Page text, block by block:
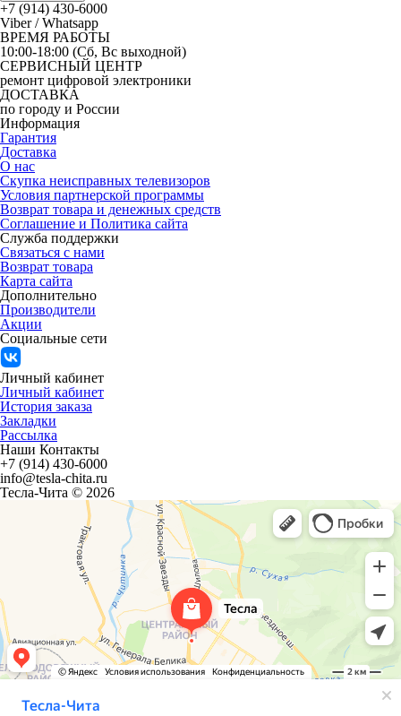
+7 (914) 430-6000
Viber / Whatsapp
ВРЕМЯ РАБОТЫ
10:00-18:00 (Сб, Вс выходной)
СЕРВИСНЫЙ ЦЕНТР
ремонт цифровой электроники
ДОСТАВКА
по городу и России
Информация
Гарантия
Доставка
О нас
Скупка неисправных телевизоров
Условия партнерской программы
Возврат товара и денежных средств
Соглашение и Политика сайта
Служба поддержки
Связаться с нами
Возврат товара
Карта сайта
Дополнительно
Производители
Акции
Социальные сети
Личный кабинет
Личный кабинет
История заказа
Закладки
Рассылка
Наши Контакты
+7 (914) 430-6000
info@tesla-chita.ru
Тесла-Чита © 2026